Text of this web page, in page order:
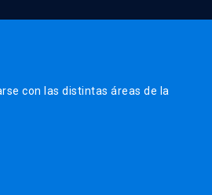
con las distintas áreas de la